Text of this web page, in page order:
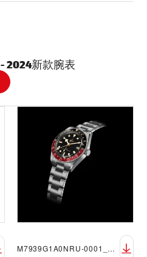
2024新款腕表
M7939G1A0NRU-0001_black_73560_DET_RVB_black